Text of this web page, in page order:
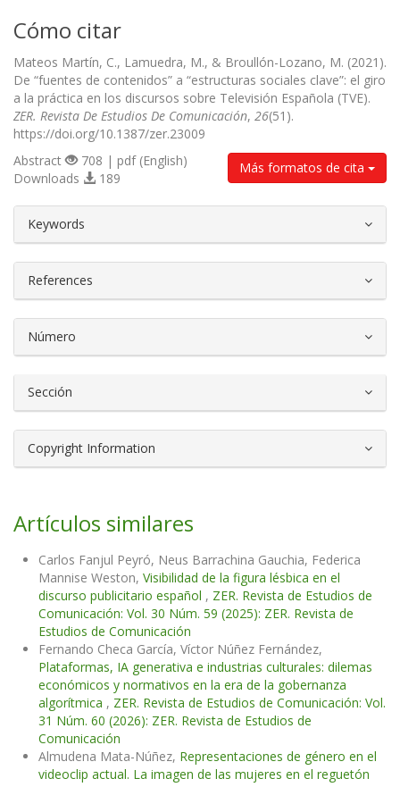
Cómo citar
Mateos Martín, C., Lamuedra, M., & Broullón-Lozano, M. (2021).
De “fuentes de contenidos” a “estructuras sociales clave”: el giro
a la práctica en los discursos sobre Televisión Española (TVE).
ZER. Revista De Estudios De Comunicación, 26(51).
https://doi.org/10.1387/zer.23009
Más formatos de cita
Abstract
708 | pdf (English)
Downloads
189
Keywords
References
Número
Sección
Copyright Information
Artículos similares
Carlos Fanjul Peyró, Neus Barrachina Gauchia, Federica
Mannise Weston, Visibilidad de la figura lésbica en el
discurso publicitario español , ZER. Revista de Estudios de
Comunicación: Vol. 30 Núm. 59 (2025): ZER. Revista de
Estudios de Comunicación
Fernando Checa García, Víctor Núñez Fernández,
Plataformas, IA generativa e industrias culturales: dilemas
económicos y normativos en la era de la gobernanza
algorítmica , ZER. Revista de Estudios de Comunicación: Vol.
31 Núm. 60 (2026): ZER. Revista de Estudios de
Comunicación
Almudena Mata-Núñez, Representaciones de género en el
videoclip actual. La imagen de las mujeres en el reguetón